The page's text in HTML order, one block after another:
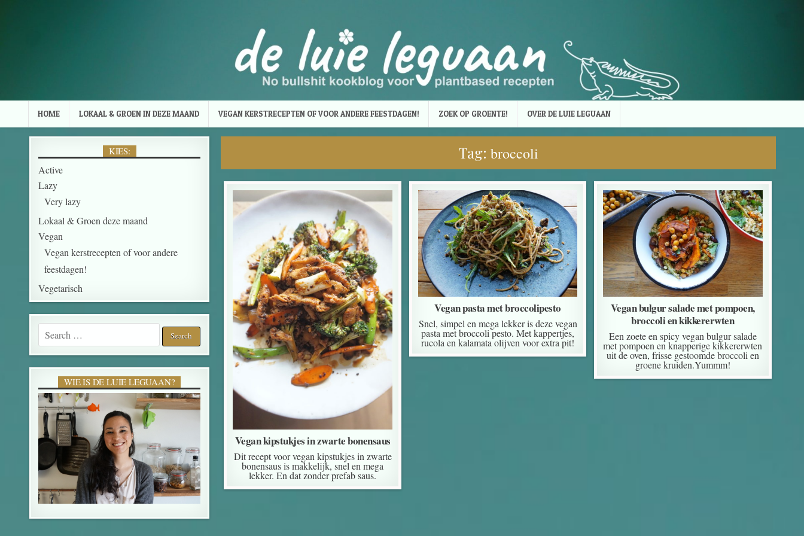
HOME LOKAAL & GROEN IN DEZE MAAND VEGAN KERSTRECEPTEN OF VOOR ANDERE FEESTDAGEN! ZOEK OP GROENTE! OVER DE LUIE LEGUAAN
Tag: broccoli
Vegan kipstukjes in zwarte bonensaus
Dit recept voor vegan kipstukjes in zwarte
bonensaus is makkelijk, snel en mega
lekker. En dat zonder prefab saus.
Vegan pasta met broccolipesto
Snel, simpel en mega lekker is deze vegan
pasta met broccoli pesto. Met kappertjes,
rucola en kalamata olijven voor extra pit!
Vegan bulgur salade met pompoen,
broccoli en kikkererwten
Een zoete en spicy vegan bulgur salade
met pompoen en knapperige kikkererwten
uit de oven, frisse gestoomde broccoli en
groene kruiden.Yummm!
KIES:
Active
Lazy
Very lazy
Lokaal & Groen deze maand
Vegan
Vegan kerstrecepten of voor andere
feestdagen!
Vegetarisch
Search for:
WIE IS DE LUIE LEGUAAN?